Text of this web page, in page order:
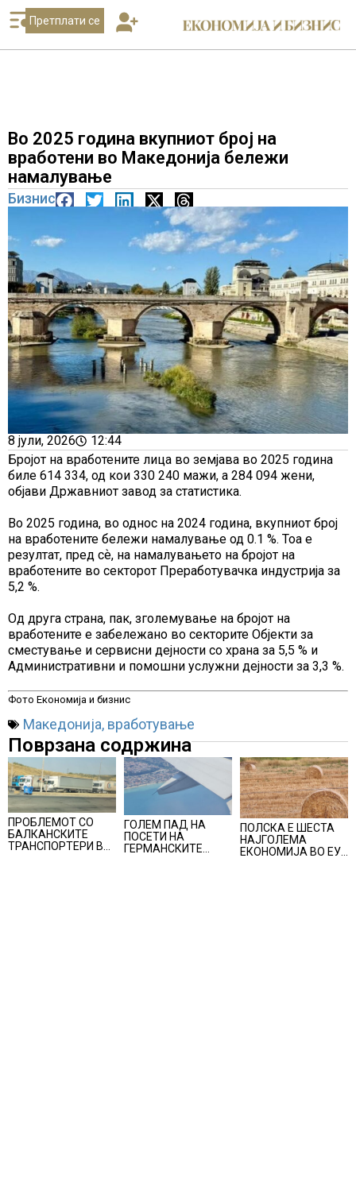
Претплати се
Во 2025 година вкупниот број на
вработени во Македонија бележи
намалување
Бизнис
8 јули, 2026
12:44
Бројот на вработените лица во земјава во 2025 година
биле 614 334, од кои 330 240 мажи, а 284 094 жени,
објави Државниот завод за статистика.
Во 2025 година, во однос на 2024 година, вкупниот број
на вработените бележи намалување од 0.1 %. Тоа е
резултат, пред сѐ, на намалувањето на бројот на
вработените во секторот Преработувачка индустрија за
5,2 %.
Од друга страна, пак, зголемување на бројот на
вработените е забележано во секторите Објекти за
сместување и сервисни дејности со храна за 5,5 % и
Административни и помошни услужни дејности за 3,3 %.
Фото Економија и бизнис
Македонија, вработување
Поврзана содржина
ПРОБЛЕМОТ СО
БАЛКАНСКИТЕ
ТРАНСПОРТЕРИ ВО
ГОЛЕМ ПАД НА
ПОСЕТИ НА
ГЕРМАНСКИТЕ
ПОЛСКА E ШЕСТА
НАЈГОЛЕМА
ЕКОНОМИЈА ВО ЕУ,